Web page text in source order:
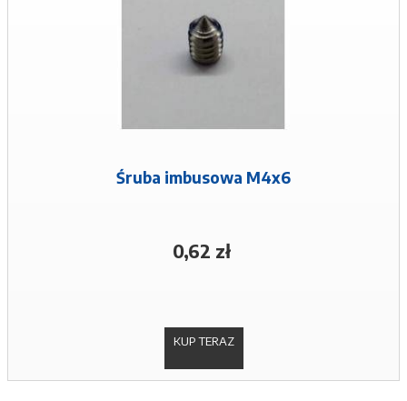
Śruba imbusowa M4x6
0,62 zł
KUP TERAZ